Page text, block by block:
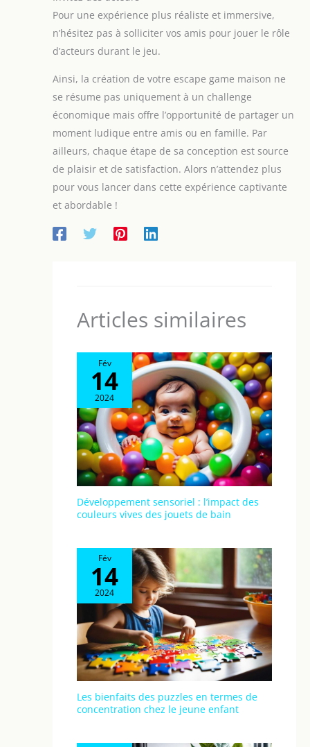
accidentelles pour améliorer l'expérience utilisateur
lors des célébrations à thème Costume de vacances
polyvalent : soulevez votre décoration pour la main
avec cette scène, conçue pour répondre aux
besoins photographiques tout en se fondant dans
pour tout le monde
Pour une expérience plus réaliste et immersive,
n’hésitez pas à solliciter vos amis pour jouer le rôle
d’acteurs durant le jeu.
Ainsi, la création de votre escape game maison ne
se résume pas uniquement à un challenge
économique mais offre l’opportunité de partager un
moment ludique entre amis ou en famille. Par
ailleurs, chaque étape de sa conception est source
de plaisir et de satisfaction. Alors n’attendez plus
pour vous lancer dans cette expérience captivante
et abordable !
Articles similaires
Fév
14
2024
Développement sensoriel : l’impact des
couleurs vives des jouets de bain
Fév
14
2024
Les bienfaits des puzzles en termes de
concentration chez le jeune enfant